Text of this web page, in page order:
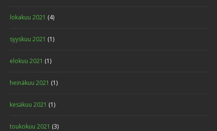
PROJECT 7
lokakuu 2021 (4)
syyskuu 2021 (1)
elokuu 2021 (1)
heinäkuu 2021 (1)
kesäkuu 2021 (1)
toukokuu 2021 (3)